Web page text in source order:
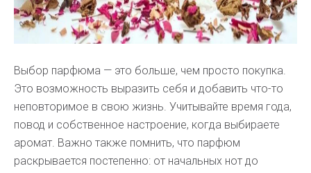
Выбор парфюма — это больше, чем просто покупка.
Это возможность выразить себя и добавить что-то
неповторимое в свою жизнь. Учитывайте время года,
повод и собственное настроение, когда выбираете
аромат. Важно также помнить, что парфюм
раскрывается постепенно: от начальных нот до